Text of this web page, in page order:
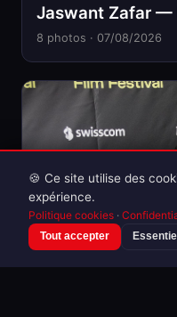
Jaswant Zafar —
8 photos · 07/08/2026
🍪 Ce site utilise des
expérience.
Politique cookies ·
Tout accepter